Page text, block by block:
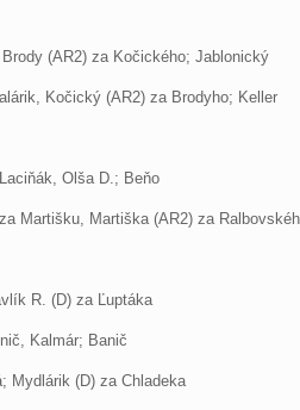
(AR2) za Kočického; Jablonický
Kočický (AR2) za Brodyho; Keller
Olša D.; Beňo
Martišku, Martiška (AR2) za
R. (D) za Ľuptáka
Kalmár; Banič
Mydlárik (D) za Chladeka